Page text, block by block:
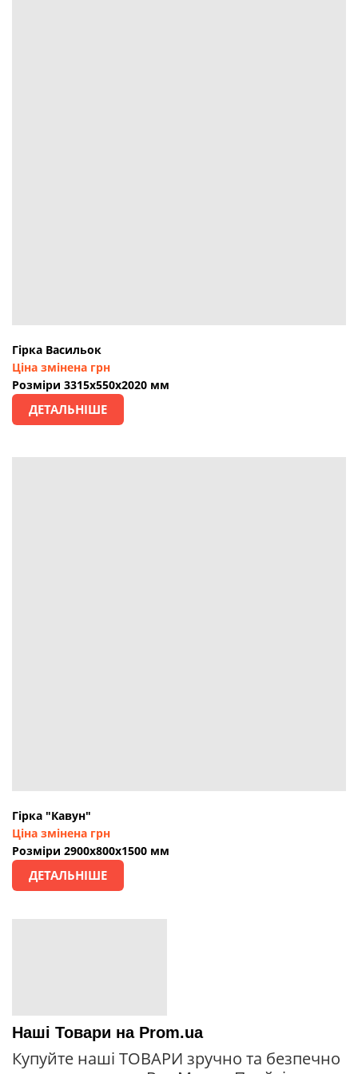
Гірка Васильок
Ціна змінена грн
Розміри 3315х550х2020 мм
ДЕТАЛЬНІШЕ
Гірка "Кавун"
Ціна змінена грн
Розміри 2900х800х1500 мм
ДЕТАЛЬНІШЕ
Наші Товари на Prom.ua
Купуйте наші ТОВАРИ зручно та безпечно